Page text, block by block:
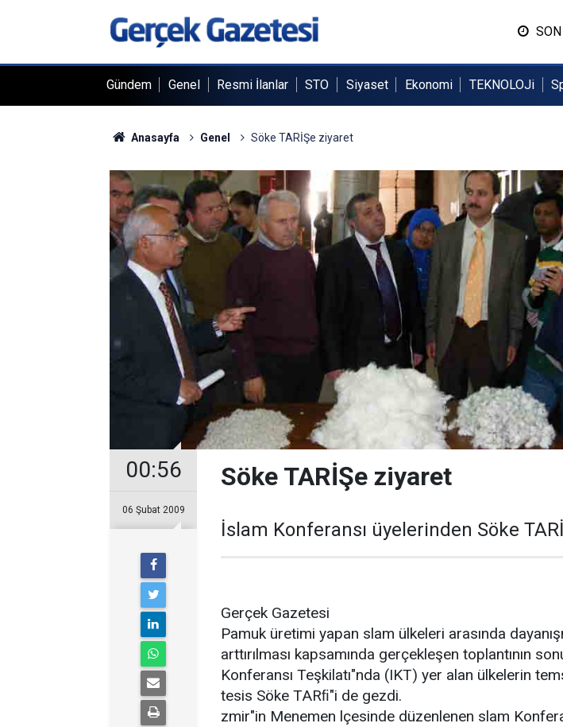
Gündem Genel Resmi İlanlar STO Siyaset Ekonomi TEKNOLOJi
Anasayfa Genel Söke TARİŞe ziyaret
00:56
06 Şubat 2009
Söke TARİŞe ziyaret
İslam Konferansı üyelerinden Söke
Gerçek Gazetesi
Pamuk üretimi yapan slam ülkeleri arasında
arttırılması kapsamında gerçekleşen toplantının
Konferansı Teşkilatı"nda (IKT) yer alan ülkelerin
tesis Söke TARﬁ"i de gezdi.
zmir"in Menemen lçesinde düzenlenen slam